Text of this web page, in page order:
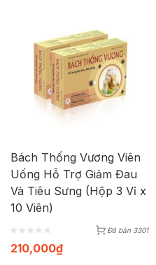
Bách Thống Vương Viên
Uống Hỗ Trợ Giảm Đau
Và Tiêu Sưng (Hộp 3 Vỉ x
10 Viên)
Đã bán 3301
210,000₫